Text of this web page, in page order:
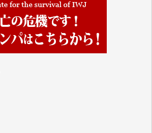
付いただいた皆さま、心より感謝
様